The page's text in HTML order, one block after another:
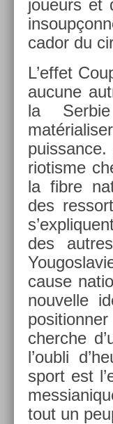
joueurs et
cador du
L’effet
aucune
la
riotis­me
la fibre
des
des
cause
nouvel­le
cherche
l’oubli
sport est
tout un